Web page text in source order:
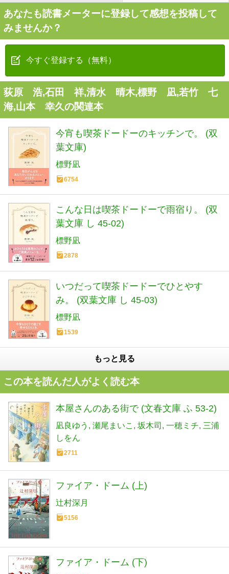
あなたも読書メーターに登録して感想を投稿して
みませんか？
今すぐ登録する（無料）
荻原 浩,石田 祥,清水 晴木,標野 凪,若竹 七
海,山本 幸久の関連本
今宵も喫茶ドードーのキッチンで。 (双
葉文庫)
標野凪
6754
こんな日は喫茶ドードーで雨宿り。 (双
葉文庫 し 45-02)
標野凪
2878
いつだって喫茶ドードーでひとやす
み。 (双葉文庫 し 45-03)
標野凪
1539
もっと見る
この本を読んだ人がよく読む本
本屋さんのある街で (文春文庫 ふ 53-2)
凪良ゆう 瀬尾まいこ 坂木司 一穂ミチ 三浦
しをん
2711
ファイア・ドーム (上)
辻村深月
5156
ファイア・ドーム (下)